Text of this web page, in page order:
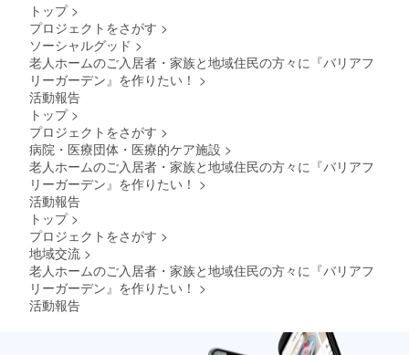
トップ >
プロジェクトをさがす >
ソーシャルグッド >
老人ホームのご入居者・家族と地域住民の方々に『バリアフ
リーガーデン』を作りたい！ >
活動報告
トップ >
プロジェクトをさがす >
病院・医療団体・医療的ケア施設 >
老人ホームのご入居者・家族と地域住民の方々に『バリアフ
リーガーデン』を作りたい！ >
活動報告
トップ >
プロジェクトをさがす >
地域交流 >
老人ホームのご入居者・家族と地域住民の方々に『バリアフ
リーガーデン』を作りたい！ >
活動報告